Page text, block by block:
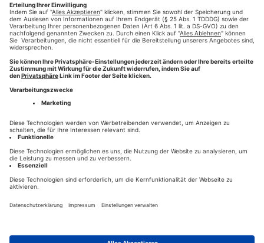
#Fuggerstadt Classic,#oldtimes ,#wir-drucken-deine-
zeitung,#WDDZ,#Mediengruppe Pressedruck, #Presse-
Druck,#augsburg
HILFE